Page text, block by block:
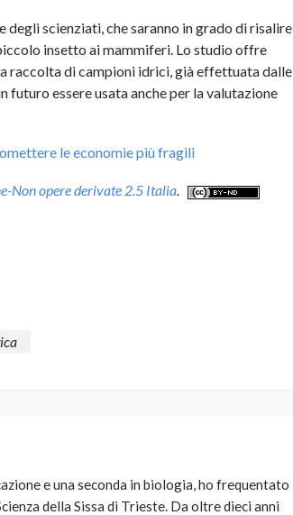
degli scienziati, che saranno in grado di risalire
insetto ai mammiferi. Lo studio offre
raccolta di campioni idrici, già effettuata dalle
essere usata anche per la valutazione
le economie più fragili
Non opere derivate 2.5 Italia.
e una seconda in biologia, ho frequentato
della Sissa di Trieste. Da oltre dieci anni